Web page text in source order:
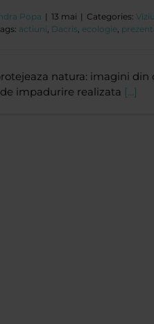
Popa | 13 mai | Categories:
actiuni, Dacris, ecologie,
natura: imagini din
impadurire realizata [...]